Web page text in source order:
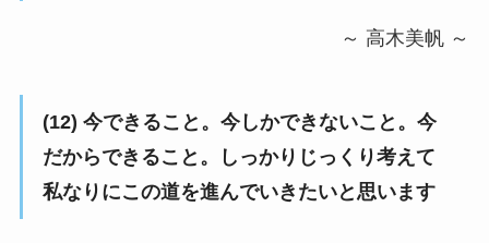
～ 高木美帆 ～
(12) 今できること。今しかできないこと。今
だからできること。しっかりじっくり考えて
私なりにこの道を進んでいきたいと思います